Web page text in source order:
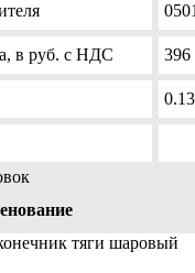
в руб. с НДС 396
тяги шаровый